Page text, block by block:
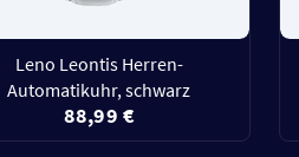
Leno Leontis Herren-
Automatikuhr, schwarz
88,99 €